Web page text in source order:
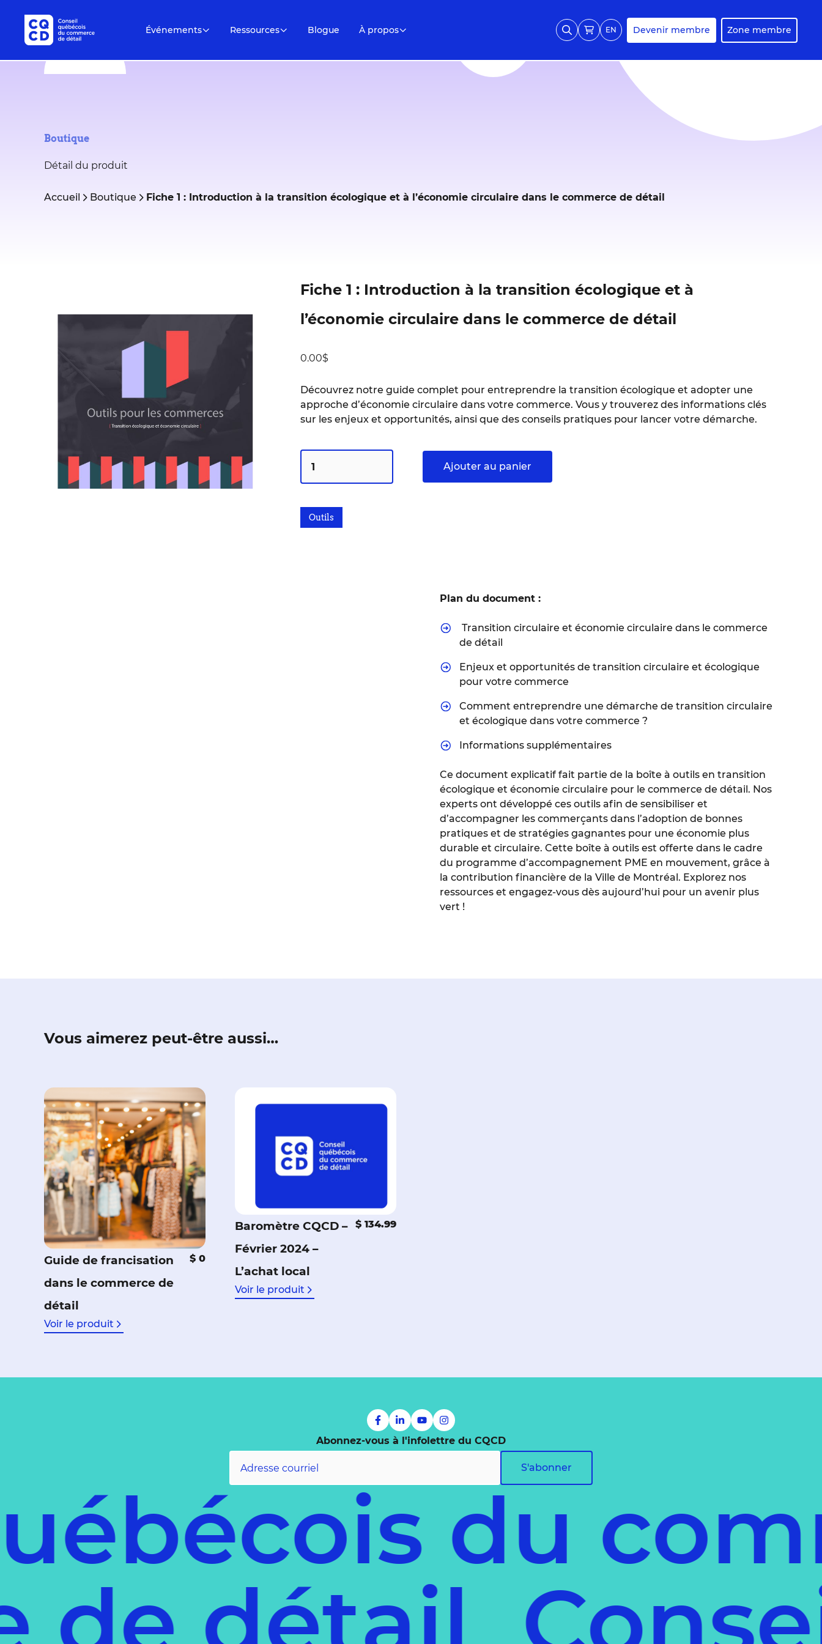
Événements Ressources Blogue À propos EN Devenir membre Zone membre
Boutique
Détail du produit
Accueil Boutique Fiche 1 : Introduction à la transition écologique et à l’économie circulaire dans le commerce de détail
Fiche 1 : Introduction à la transition écologique et à
l’économie circulaire dans le commerce de détail
0.00$
Découvrez notre guide complet pour entreprendre la transition écologique et adopter une
approche d’économie circulaire dans votre commerce. Vous y trouverez des informations clés
sur les enjeux et opportunités, ainsi que des conseils pratiques pour lancer votre démarche.
Ajouter au panier
Outils
Plan du document :
Transition circulaire et économie circulaire dans le commerce
de détail
Enjeux et opportunités de transition circulaire et écologique
pour votre commerce
Comment entreprendre une démarche de transition circulaire
et écologique dans votre commerce ?
Informations supplémentaires
Ce document explicatif fait partie de la boîte à outils en transition
écologique et économie circulaire pour le commerce de détail. Nos
experts ont développé ces outils afin de sensibiliser et
d’accompagner les commerçants dans l’adoption de bonnes
pratiques et de stratégies gagnantes pour une économie plus
durable et circulaire. Cette boîte à outils est offerte dans le cadre
du programme d’accompagnement PME en mouvement, grâce à
la contribution financière de la Ville de Montréal. Explorez nos
ressources et engagez-vous dès aujourd’hui pour un avenir plus
vert !
Vous aimerez peut-être aussi…
Guide de francisation
dans le commerce de
détail
$ 0
Voir le produit
Baromètre CQCD –
Février 2024 –
L’achat local
$ 134.99
Voir le produit
Abonnez-vous à l'infolettre du CQCD
S'abonner
du